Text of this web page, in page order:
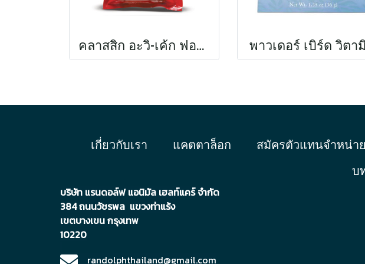
คลาสสิก อะวิ-เค้ก ฟอร์ มาคอว์ แอนด์ คอกคาทู พาวเดอร์ เบิร์ด วิตา
เกี่ยวกับเรา แคตตาล็อก สมัครตัวแทนจำหน่าย
บ
บริษัท แรนดอล์ฟ แอนิมัล เฮลท์แคร์ จำกัด
384 ถนนวัชรพล แขวงท่าแร้ง
เขตบางเขน กรุงเทพ
10220
randolphthailand@gmail.com